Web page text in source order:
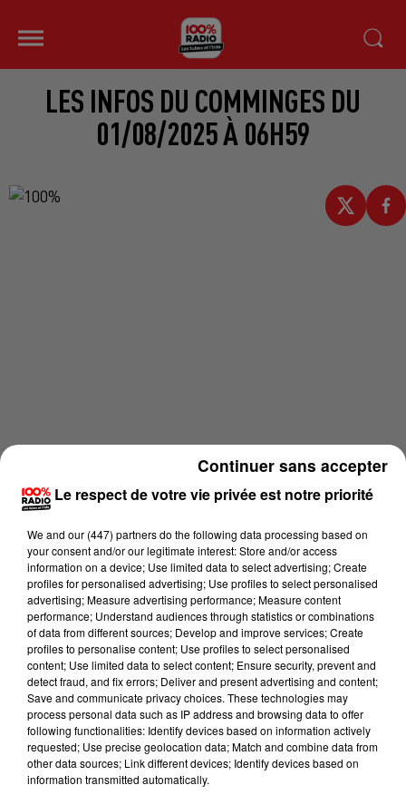
LES INFOS DU COMMINGES DU
01/08/2025 À 06H59
Lecture (4 min 16 sec)
100%
100% Radio les infos du Comminges
Le respect de votre vie privée est notre priorité
We and our (447) partnersdo the following data processing based on
your consent and/or our legitimate interest: Store and/or access
information on a device; Use limited data to select advertising; Create
profiles for personalised advertising; Use profiles to select personalised
advertising; Measure advertising performance; Measure content
performance; Understand audiences through statistics or combinations
of data from different sources; Develop and improve services; Create
profiles to personalise content; Use profiles to select personalised
content; Use limited data to select content; Ensure security, prevent and
detect fraud, and fix errors; Deliver and present advertising and content;
Save and communicate privacy choices. These technologies may
process personal data such as IP address and browsing data to offer
following functionalities: Identify devices based on information actively
requested; Use precise geolocation data; Match and combine data from
other data sources; Link different devices; Identify devices based on
information transmitted automatically.
Continuer sans accepter